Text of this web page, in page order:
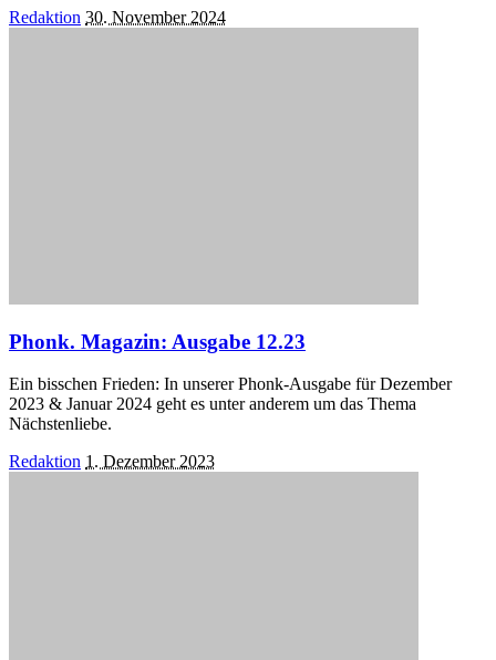
Posted
Redaktion 30. November 2024
Phonk. Magazin: Ausgabe 12.23
Ein bisschen Frieden: In unserer Phonk-Ausgabe für Dezember
2023 & Januar 2024 geht es unter anderem um das Thema
Nächstenliebe.
Posted
Redaktion 1. Dezember 2023